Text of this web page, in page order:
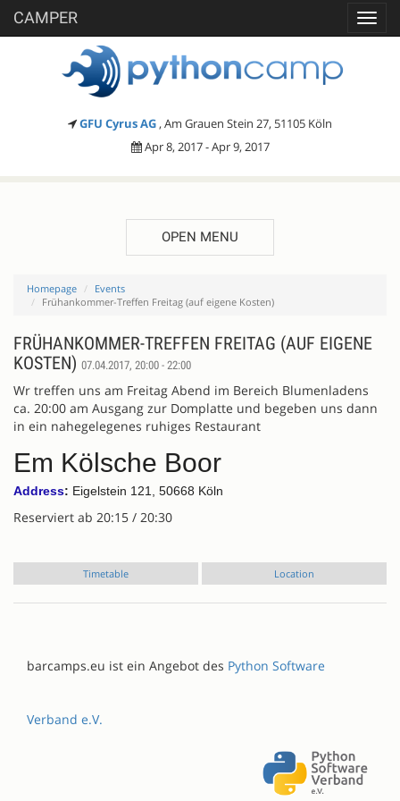
CAMPER
GFU Cyrus AG , Am Grauen Stein 27, 51105 Köln
Apr 8, 2017 - Apr 9, 2017
OPEN MENU
Homepage
Events
Frühankommer-Treffen Freitag (auf eigene Kosten)
FRÜHANKOMMER-TREFFEN FREITAG (AUF EIGENE
KOSTEN) 07.04.2017, 20:00 - 22:00
Wr treffen uns am Freitag Abend im Bereich Blumenladens
ca. 20:00 am Ausgang zur Domplatte und begeben uns dann
in ein nahegelegenes ruhiges Restaurant
Em Kölsche Boor
Address: Eigelstein 121, 50668 Köln
Reserviert ab 20:15 / 20:30
Timetable Location
barcamps.eu ist ein Angebot des Python Software
Verband e.V.